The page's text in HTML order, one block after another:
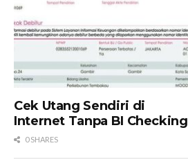
Cek Utang Sendiri di
Internet Tanpa BI Checking
0 SHARES